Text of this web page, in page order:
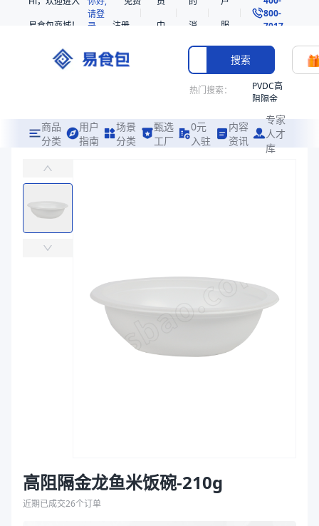
易食包商城！
请登
录
注册
中
消
息
服
务
800-
7017
搜索
热门搜索：
PVDC高
阻隔金
共挤热
收缩袋
SE53
热收缩
袋
商品
分类
用户
指南
场景
分类
甄选
工厂
0元
入驻
内容
资讯
专家
人才
库
易食包（EPAK）专注于高阻隔金龙鱼米饭碗-210g包装，提供详尽的
商品参数
商品分类
38.4
高阻隔金龙鱼米饭碗-210g
近期已成交26个订单